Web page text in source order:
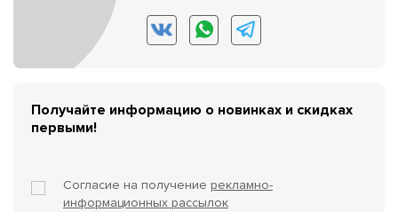
Получайте информацию о новинках и скидках
первыми!
Согласие на получение рекламно-
информационных рассылок